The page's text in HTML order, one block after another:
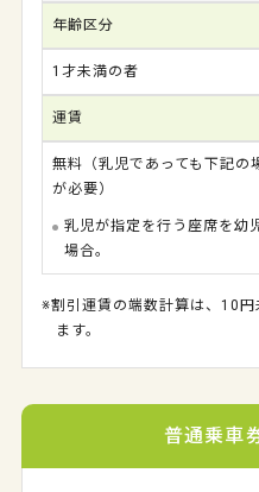
年齢区分
1才未満の者
運賃
無料（乳児であっても下記の
が必要）
乳児が指定を行う座席を幼
場合。
※割引運賃の端数計算は、10
ます。
普通乗車